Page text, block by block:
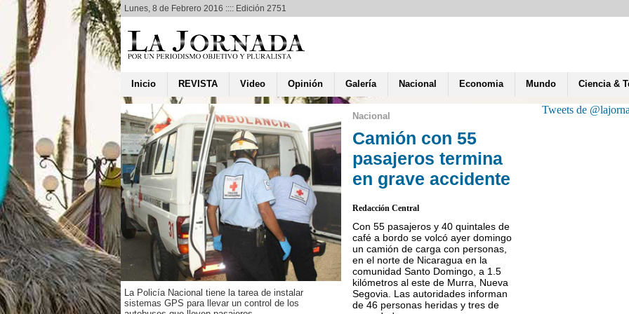
Lunes, 8 de Febrero 2016 :::: Edición 2751
Inicio REVISTA Video Opinión Galería Nacional Economia Mundo Ciencia &
católicos
para el
de
de febrero la Iglesia
celebrando el
cenizas”, anunciando
en el calendario de
coincidiendo con la
de Semana Santa,
La Policía Nacional tiene la tarea de instalar
sistemas GPS para llevar un control de los
Nacional
Camión con 55
pasajeros termina
en grave accidente
Redacción Central
Con 55 pasajeros y 40 quintales de
café a bordo se volcó ayer domingo
un camión de carga con personas,
en el norte de Nicaragua en la
comunidad Santo Domingo, a 1.5
kilómetros al este de Murra, Nueva
Segovia. Las autoridades informan
de 46 personas heridas y tres de
Un león de botica, a él,
Tweets de